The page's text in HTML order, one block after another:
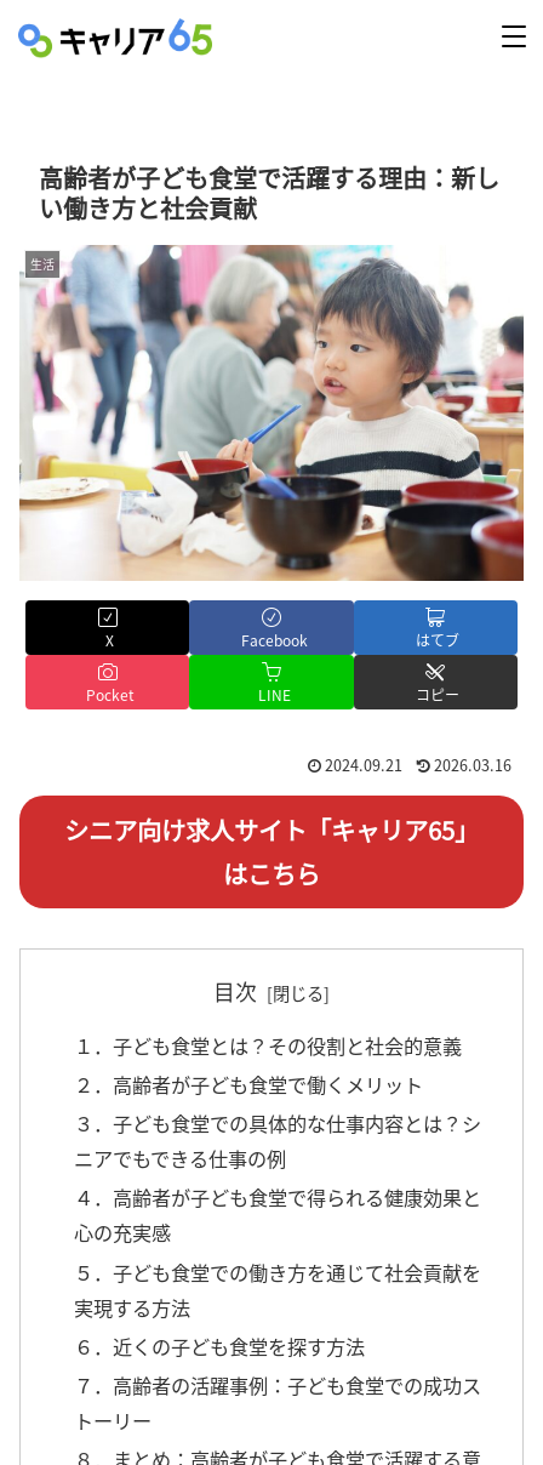
高齢者が子ども食堂で活躍する理由：新し
い働き方と社会貢献
生活
X Facebook はてブ
Pocket LINE コピー
2024.09.21 2026.03.16
シニア向け求人サイト「キャリア65」
はこちら
目次
１．子ども食堂とは？その役割と社会的意義
２．高齢者が子ども食堂で働くメリット
３．子ども食堂での具体的な仕事内容とは？シ
ニアでもできる仕事の例
４．高齢者が子ども食堂で得られる健康効果と
心の充実感
５．子ども食堂での働き方を通じて社会貢献を
実現する方法
６．近くの子ども食堂を探す方法
７．高齢者の活躍事例：子ども食堂での成功ス
トーリー